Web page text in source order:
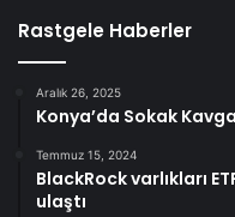
Rastgele Haberler
Aralık 26, 2025
Konya’da Sokak
Temmuz 15, 2024
BlackRock varlıkları
ulaştı